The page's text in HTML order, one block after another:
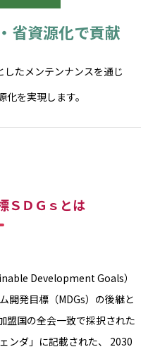
省資源化で貢献
したメンテンナンスを通じ
を実現します。
ＳＤＧｓとは
Development Goals）
開発目標（MDGs）の後継と
盟国の全会一致で採択された
ンダ」に記載された、
2030